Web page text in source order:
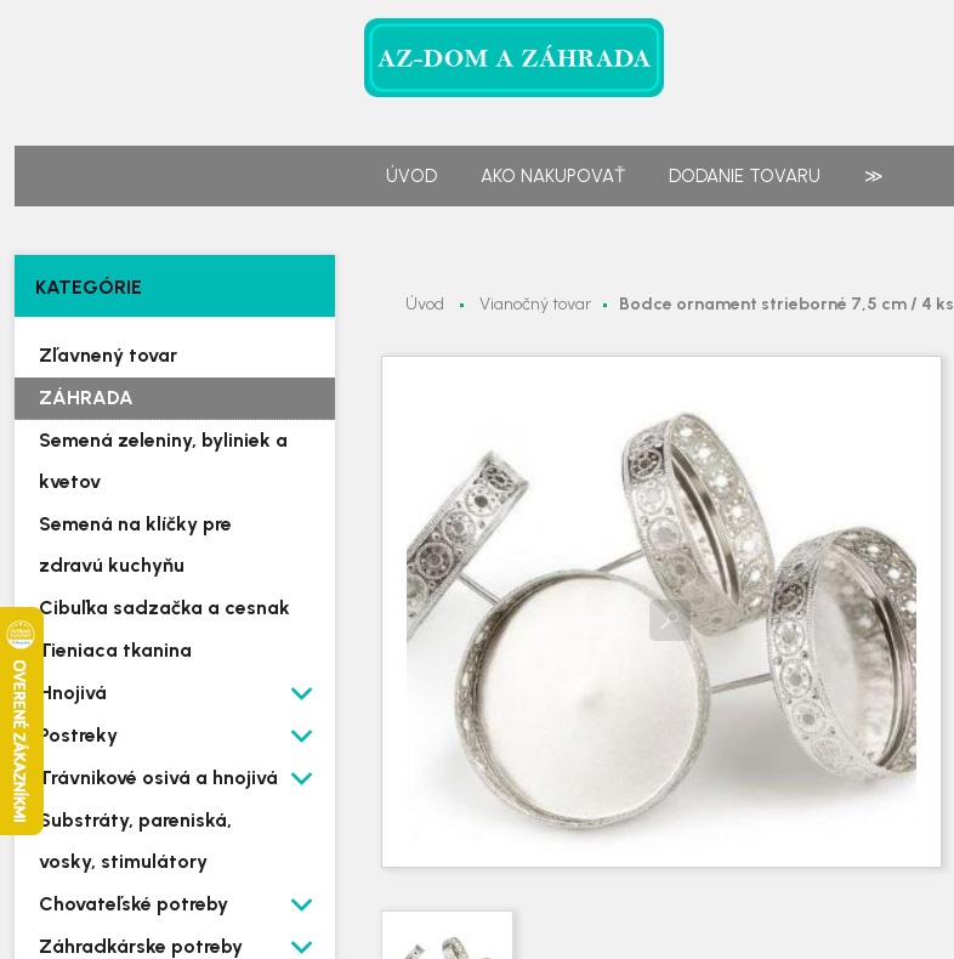
ÚVOD AKO NAKUPOVAŤ DODANIE TOVARU ≫
KATEGÓRIE
Zľavnený tovar
ZÁHRADA
Semená zeleniny, byliniek a
kvetov
Semená na klíčky pre
zdravú kuchyňu
Cibuľka sadzačka a cesnak
Tieniaca tkanina
Hnojivá
Postreky
Trávnikové osivá a hnojivá
Substráty, pareniská,
vosky, stimulátory
Chovateľské potreby
Záhradkárske potreby
Úvod Vianočný tovar Bodce ornament strieborné 7,5 cm / 4 ks